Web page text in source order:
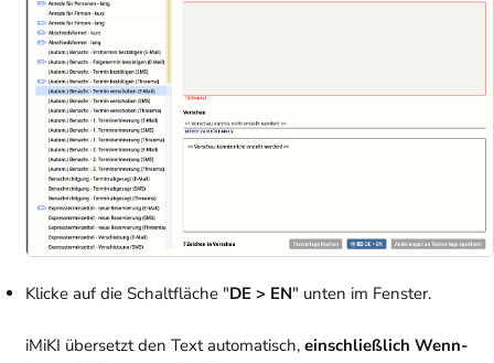
Klicke auf die Schaltfläche "DE > EN" unten im Fenster.
iMiKI übersetzt den Text automatisch, einschließlich Wenn-